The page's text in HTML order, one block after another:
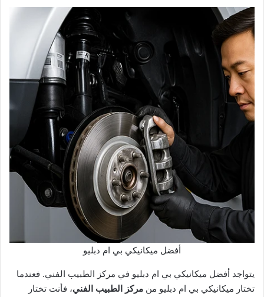
أفضل ميكانيكي بي ام دبليو
يتواجد أفضل ميكانيكي بي ام دبليو في مركز الطبيب الفني. فعندما
تختار ميكانيكي بي ام دبليو من مركز الطبيب الفني، فأنت تختار